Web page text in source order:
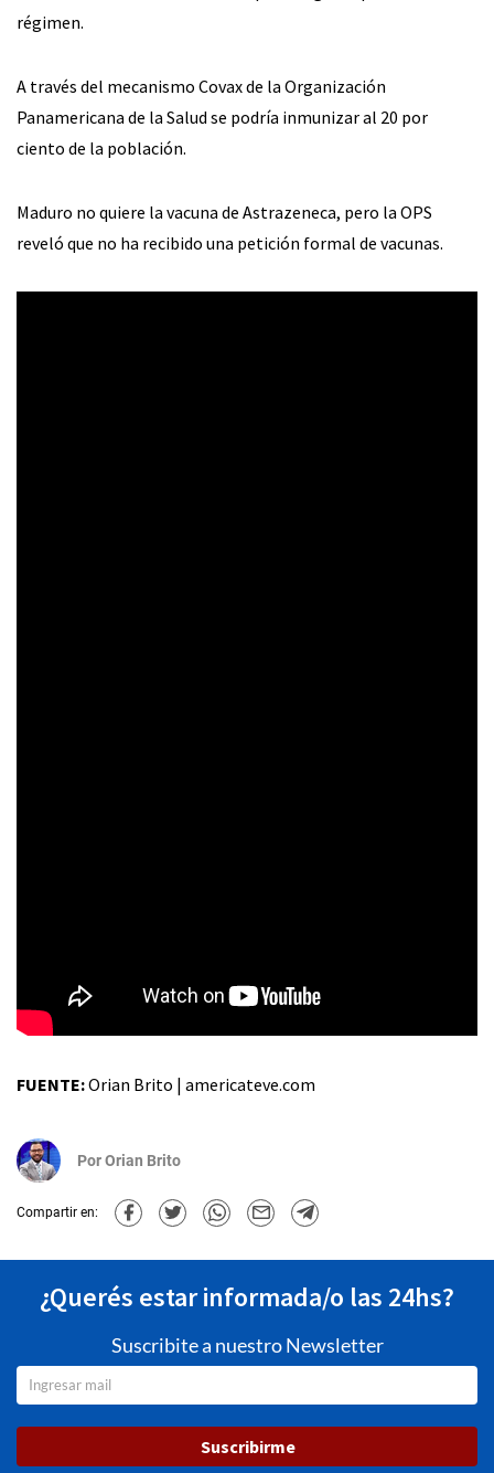
régimen.
A través del mecanismo Covax de la Organización
Panamericana de la Salud se podría inmunizar al 20 por
ciento de la población.
Maduro no quiere la vacuna de Astrazeneca, pero la OPS
reveló que no ha recibido una petición formal de vacunas.
FUENTE:Orian Brito | americateve.com
PorOrian Brito
Compartir en:
¿Querés estar informada/o las 24hs?
Suscribite a nuestro Newsletter
Suscribirme